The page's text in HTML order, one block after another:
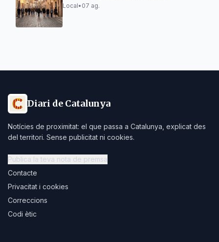
Local• 07 ag.
Diari de Catalunya
Notícies de proximitat: el que passa a Catalunya, explicat des
del territori. Sense publicitat ni cookies.
Publica la teva nota de premsa
Contacte
Privacitat i cookies
Correccions
Codi ètic